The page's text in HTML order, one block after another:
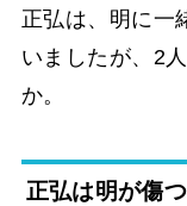
正弘は、明に一
いましたが、2
か。
正弘は明が傷